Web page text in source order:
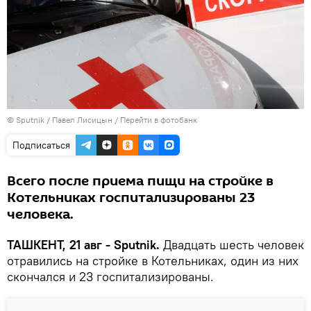
© Sputnik / Павел Лисицын / Перейти в фотобанк
Подписаться
Всего после приема пищи на стройке в
Котельниках госпитализированы 23
человека.
ТАШКЕНТ, 21 авг - Sputnik. Двадцать шесть человек
отравились на стройке в Котельниках, один из них
скончался и 23 госпитализированы.